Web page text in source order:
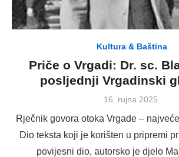
Kultura & Baština
Priče o Vrgadi: Dr. sc.
posljednji Vrgadinski
Posted
16. rujna 2025.
Rječnik govora otoka Vrgade –
Dio teksta koji je korišten u pripremi
povijesni dio, autorsko je djelo